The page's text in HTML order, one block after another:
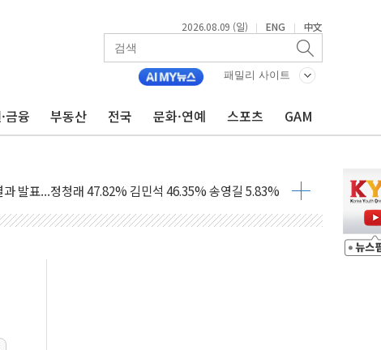
2026.08.09 (일) | ENG | 中文
패밀리 사이트
금융 부동산 전국 문화·연예 스포츠 GAM
고 발생…작업자 1명 숨져
'철강 AI융합실증센터' 들어선다
적 1.48%p 차 선두 유지...金 46.01% vs 鄭 44.53%
오중기 당선...합산득표율 68.63%
경선서 정청래에 승리…金 48.54% vs 鄭 44.40%